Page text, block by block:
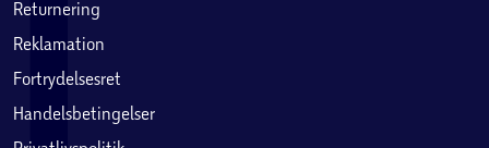
Returnering
Reklamation
Fortrydelsesret
Handelsbetingelser